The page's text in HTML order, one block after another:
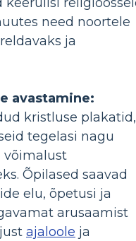
need noortele
ja
avastamine:
kristluse plakatid,
tegelasi nagu
võimalust
Õpilased saavad
elu, õpetusi ja
arusaamist
ajaloole ja